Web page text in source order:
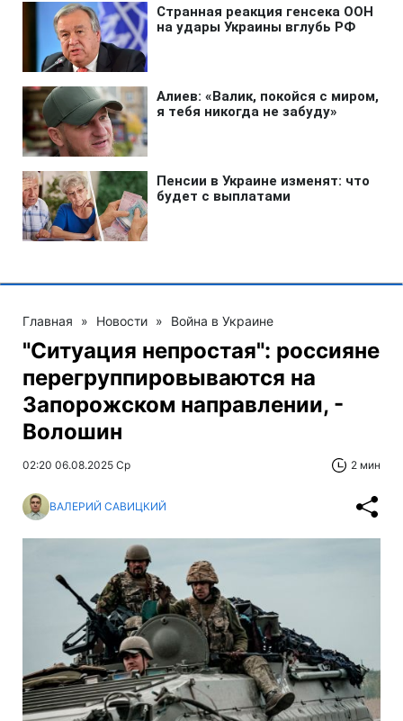
Главная » Новости » Война в Украине
"Ситуация непростая": россияне
перегруппировываются на
Запорожском направлении, -
Волошин
02:20 06.08.2025 Ср 2 мин
ВАЛЕРИЙ САВИЦКИЙ